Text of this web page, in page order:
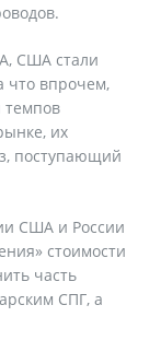
США стали
что впрочем,
темпов
их
поступающий
США и России
стоимости
часть
СПГ, а